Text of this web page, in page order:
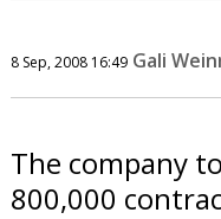
8 Sep, 2008 16:49 Gali
The company
800,000